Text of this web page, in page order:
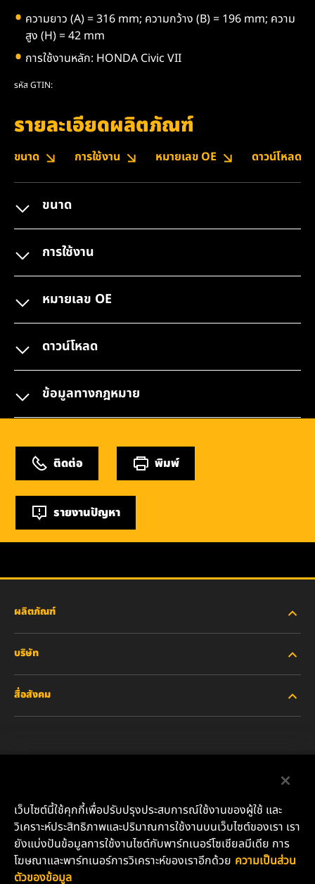
ความยาว (A) = 316 mm; ความกว้าง (B) = 196 mm; ความ
สูง (H) = 42 mm
การใช้งานหลัก: HONDA Civic VII
รหัส GTIN:
รายละเอียดผลิตภัณฑ์
ขนาด การใช้งาน หมายเลข OE ดาวน์โหลด
ขนาด
การใช้งาน
หมายเลข OE
ดาวน์โหลด
ข้อมูลทางกฎหมาย
ติดต่อ พิมพ์
รายงานปัญหา
ผลิตภัณฑ์
รถยนต์ส่วนบุคคลและรถบรรทุกงานเบา
น้ำมันหล่อลื่น
บริษัท
ตำแหน่งงาน
ความเป็นส่วนตัวของข้อมูล
สื่อสังคม
YouTube
บริษัท มันน์ แอนด์ ฮุมเมิล (ประเทศไทย) จำกัด
เว็บไซต์นี้ใช้คุกกี้เพื่อปรับปรุงประสบการณ์ใช้งานของผู้ใช้ และ
วิเคราะห์ประสิทธิภาพและปริมาณการใช้งานบนเว็บไซต์ของเรา เรา
ยังแบ่งปันข้อมูลการใช้งานไซต์กับพาร์ทเนอร์โซเชียลมีเดีย การ
โฆษณาและพาร์ทเนอร์การวิเคราะห์ของเราอีกด้วย ความเป็นส่วน
ตัวของข้อมูล